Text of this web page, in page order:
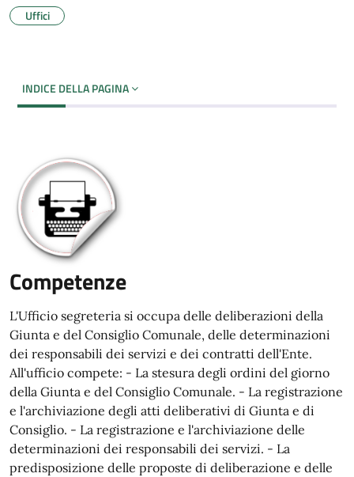
Uffici
INDICE DELLA PAGINA
Competenze
L'Ufficio segreteria si occupa delle deliberazioni della
Giunta e del Consiglio Comunale, delle determinazioni
dei responsabili dei servizi e dei contratti dell'Ente.
All'ufficio compete: - La stesura degli ordini del giorno
della Giunta e del Consiglio Comunale. - La registrazione
e l'archiviazione degli atti deliberativi di Giunta e di
Consiglio. - La registrazione e l'archiviazione delle
determinazioni dei responsabili dei servizi. - La
predisposizione delle proposte di deliberazione e delle